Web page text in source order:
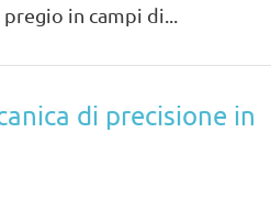
in campi di...
di precisione in